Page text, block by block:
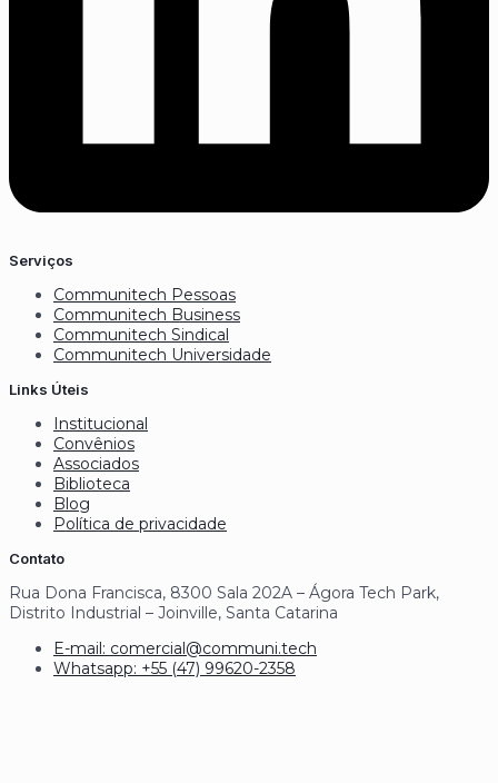
Serviços
Communitech Pessoas
Communitech Business
Communitech Sindical
Communitech Universidade
Links Úteis
Institucional
Convênios
Associados
Biblioteca
Blog
Política de privacidade
Contato
Rua Dona Francisca, 8300 Sala 202A – Ágora Tech Park,
Distrito Industrial – Joinville, Santa Catarina
E-mail: comercial@communi.tech
Whatsapp: +55 (47) 99620-2358